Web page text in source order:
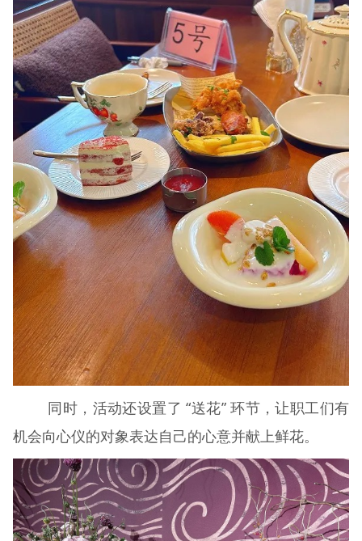
同时，活动还设置了 “送花” 环节，让职工们有
机会向心仪的对象表达自己的心意并献上鲜花。